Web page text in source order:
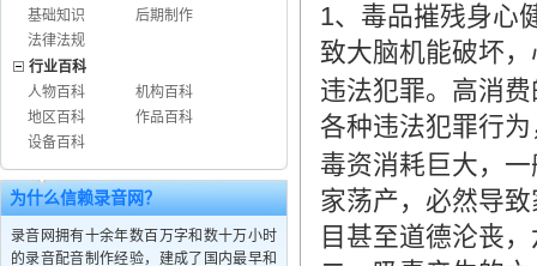
基础知识
后期制作
法律法规
行业百科
人物百科
机构百科
地区百科
作品百科
设备百科
为什么信赖录音网？
录音网拥有十余年数百万字和数十万小时
的录音配音制作经验，建成了国内最早和
1、毒品摧残身心
致大脑机能破坏
违法犯罪。高消
各种违法犯罪行
毒资消耗巨大，
家荡产，必然导
目甚至道德沦丧